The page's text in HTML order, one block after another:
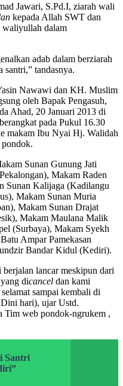
Jawari, S.Pd.I, ziarah wali
kepada Allah SWT dan
waliyullah dalam
adab dalam berziarah
santri,” tandasnya.
Nawawi dan KH. Muslim
oleh Bapak Pengasuh,
Ahad, 20 Januari 2013 di
pada Pukul 16.30
makam Ibu Nyai Hj. Walidah
Sunan Gunung Jati
Makam Raden
Sunan Kalijaga (Kadilangu
Makam Sunan Muria
Makam Sunan Drajat
Makam Maulana Malik
(Surbaya), Makam Syekh
Ampar Pamekasan
Bandar Kidul (Kediri).
lancar meskipun dari
dicancel dan kami
sampai kembali di
hari), ujar Ustd.
Tim web pondok-ngrukem ,
Santri